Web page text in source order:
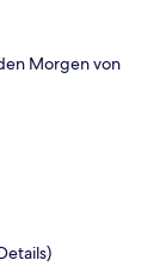
Morgen von